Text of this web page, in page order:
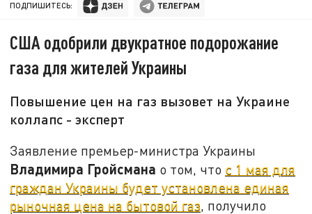
ПОДПИШИТЕСЬ:
США одобрили двукратное подорожание
газа для жителей Украины
Повышение цен на газ вызовет на Украине
коллапс - эксперт
Заявление премьер-министра Украины
Владимира Гройсмана о том, что с 1 мая для
граждан Украины будет установлена единая
рыночная цена на бытовой газ, получило